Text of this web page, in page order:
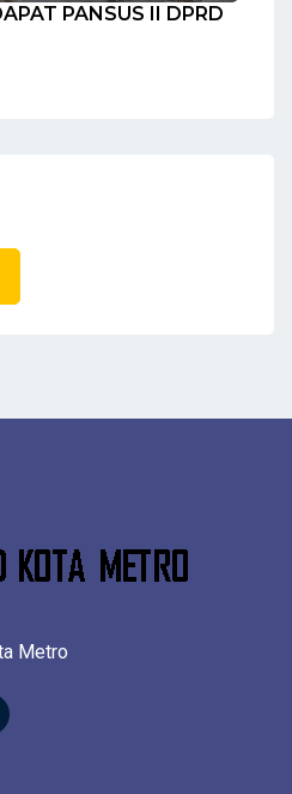
PANSUS II DPRD
Metro